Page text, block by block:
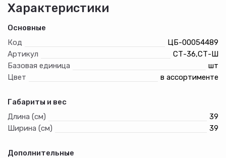
Характеристики
Основные
Код
ЦБ-00054489
Артикул
СТ-36,СТ-Ш
Базовая единица
шт
Цвет
в ассортименте
Габариты и вес
Длина (см)
39
Ширина (см)
39
Дополнительные